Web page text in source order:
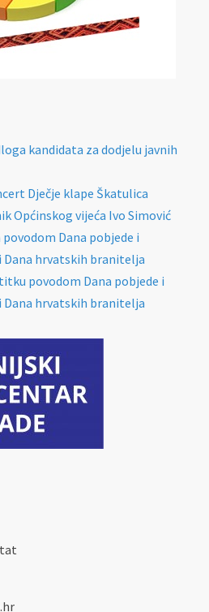
kandidata za dodjelu javnih
Dječje klape Škatulica
Općinskog vijeća Ivo Simović
Dana pobjede i
hrvatskih branitelja
povodom Dana pobjede i
hrvatskih branitelja